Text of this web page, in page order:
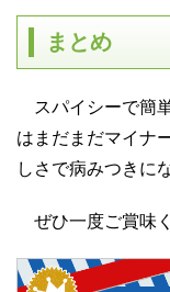
まとめ
スパイシーで簡
はまだまだマイナ
しさで病みつきに
ぜひ一度ご賞味く